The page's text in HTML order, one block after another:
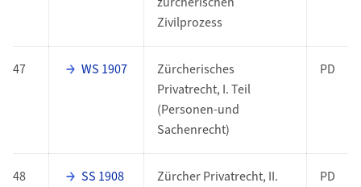
Zivilprozess
47 WS 1907
Zürcherisches
Privatrecht, I. Teil
(Personen-und
Sachenrecht)
PD
48 SS 1908
Zürcher Privatrecht, II.
PD